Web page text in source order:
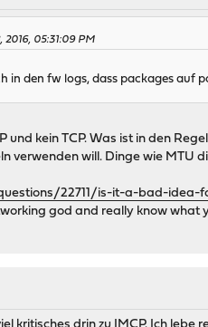
2016, 05:31:09 PM
in den fw logs, dass packages auf
kein TCP. Was ist in den
verwenden will. Dinge wie MTU
22711/is-it-a-bad-
god and really know what